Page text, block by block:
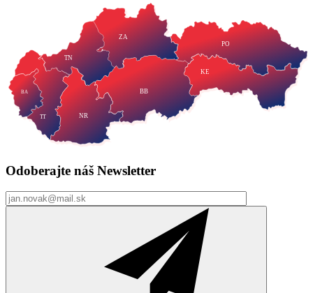
TT NR
TN
ZA
BB
PO
KE
BA
Odoberajte náš Newsletter